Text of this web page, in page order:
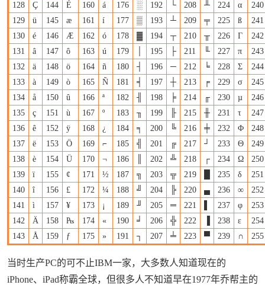
128 Ç 144 É 160 á 176 ░ 192 └ 208 ╨ 224 α
240
129
ü 145 æ 161 í 177 ▒ 193 ┴ 209 ╤ 225 ß
241
130
é 146 Æ 162 ó 178 ▓ 194 ┬ 210 ╥ 226 Γ
242
131
â 147 ô 163 ú 179 195 ├ 211 ╙ 227 π
243
132
ä 148 ö 164 ñ 180 ┤ 196 ─ 212 ╘ 228 Σ
244
133
à 149 ò 165 Ñ 181 ╡ 197 ┼ 213 ╒ 229 σ
245
134
å 150 û 166 ª 182 ╢ 198 ╞ 214 ╓ 230 µ
246
135
ç 151 ù 167 º 183 ╖ 199 ╟ 215 ╫ 231 τ
247
136
ê 152 ÿ 168 ¿ 184 ╕ 200 ╚ 216 ╪ 232 Φ
248
137
ë 153 Ö 169 ⌐ 185 ╣ 201 ╔ 217 ┘ 233 Θ
249
138
è 154 Ü 170 ¬ 186 202 ╩ 218 ┌ 234 Ω
250
139
ï 155 ¢ 171 ½ 187 ╗ 203 ╦ 219 235 δ
251
140
î 156 £ 172 ¼ 188 ╝ 204 ╠ 220 ▄ 236 ∞
252
141
ì 157 ¥ 173 ¡ 189 ╜ 205 ═ 221 237 φ
253
142
Ä 158 ₧ 174 « 190 ╛ 206 ╬ 222 238 ε
254
143
Å 159 ƒ 175 » 191 ┐ 207 ╧ 223 ▀ 239 ∩ 255
当时生产PC的可不止IBM一家，大多数人知道现在的
iPhone、iPad称霸全球，但很多人不知道早在1977年乔帮主的